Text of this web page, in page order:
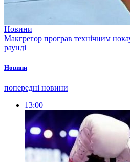
Новини
Макгрегор програв технічним
раунді
Новини
попередні новини
13:00